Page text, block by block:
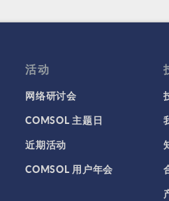
活动
网络研讨会
COMSOL 主题日
近期活动
COMSOL 用户年会